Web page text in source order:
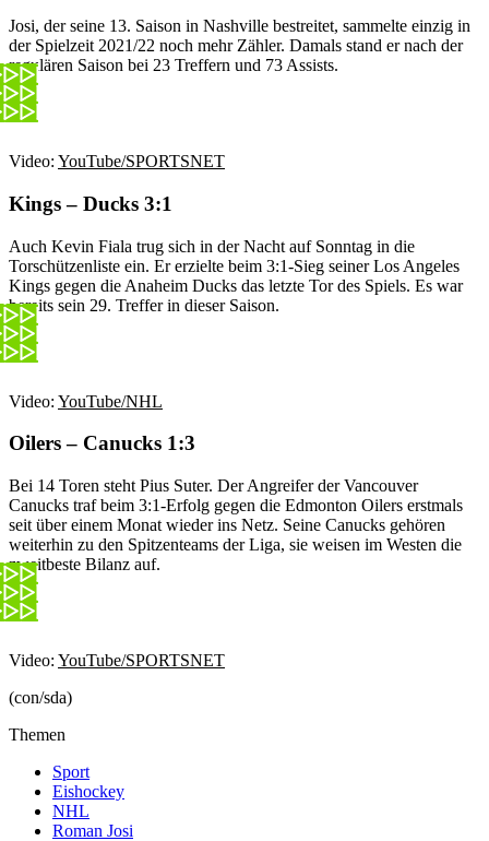
Josi, der seine 13. Saison in Nashville bestreitet, sammelte einzig in
der Spielzeit 2021/22 noch mehr Zähler. Damals stand er nach der
regulären Saison bei 23 Treffern und 73 Assists.
Video: YouTube/SPORTSNET
Kings – Ducks 3:1
Auch Kevin Fiala trug sich in der Nacht auf Sonntag in die
Torschützenliste ein. Er erzielte beim 3:1-Sieg seiner Los Angeles
Kings gegen die Anaheim Ducks das letzte Tor des Spiels. Es war
bereits sein 29. Treffer in dieser Saison.
Video: YouTube/NHL
Oilers – Canucks 1:3
Bei 14 Toren steht Pius Suter. Der Angreifer der Vancouver
Canucks traf beim 3:1-Erfolg gegen die Edmonton Oilers erstmals
seit über einem Monat wieder ins Netz. Seine Canucks gehören
weiterhin zu den Spitzenteams der Liga, sie weisen im Westen die
zweitbeste Bilanz auf.
Video: YouTube/SPORTSNET
(con/sda)
Themen
Sport
Eishockey
NHL
Roman Josi